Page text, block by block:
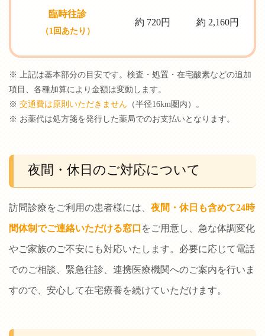
臨時往診
（1回あたり）
約 720円 約 2,160円
※ 上記は基本部分の目安です。検査・処置・在宅酸素などの追加
項目、各種加算により金額は変動します。
※ 交通費は原則いただきません （半径16km圏内）。
※ お薬代は処方箋を発行した薬局でのお支払いとなります。
夜間・休日のご対応について
訪問診療をご利用の患者様には、 夜間・休日も含めて24時
間体制でご連絡いただける窓口 をご用意し、急な体調変化
やご家族のご不安にも対応いたします。必要に応じて電話
でのご相談、緊急往診、連携医療機関へのご案内を行いま
すので、安心して在宅療養を続けていただけます。